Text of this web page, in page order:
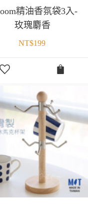
精油香氛袋3入-
玫瑰麝香
NT$199